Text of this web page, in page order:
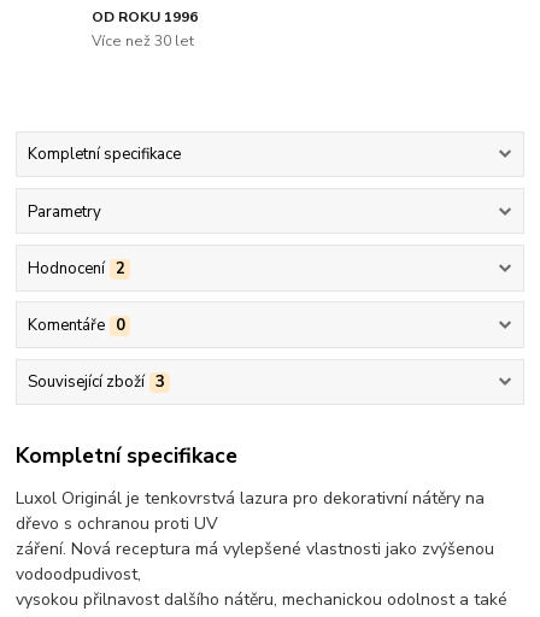
OD ROKU 1996
Více než 30 let
Kompletní specifikace
Parametry
Hodnocení 2
Komentáře 0
Související zboží 3
Kompletní specifikace
Luxol Originál je tenkovrstvá lazura pro dekorativní nátěry na
dřevo s ochranou proti UV
záření. Nová receptura má vylepšené vlastnosti jako zvýšenou
vodoodpudivost,
vysokou přilnavost dalšího nátěru, mechanickou odolnost a také